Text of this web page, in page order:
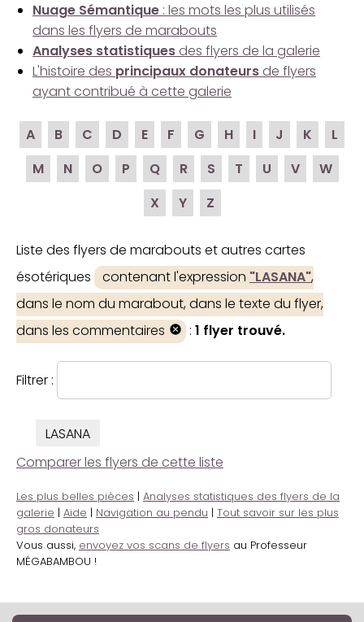
Nuage Sémantique : les mots les plus utilisés
dans les flyers de marabouts
Analyses statistiques des flyers de la galerie
L'histoire des principaux donateurs de flyers
ayant contribué à cette galerie
A B C D E F G H I J K
L
M
N O P Q R S T U V
W
X
Y Z
Liste des flyers de marabouts et autres cartes
ésotériques
contenant l'expression "LASANA",
dans le nom du marabout, dans le texte du flyer,
dans les commentaires
: 1 flyer trouvé.
Filtrer :
LASANA
Comparer les flyers de cette liste
Les plus belles pièces | Analyses statistiques des flyers de la
galerie | Aide | Navigation au pendu | Tout savoir sur les plus
gros donateurs
Vous aussi, envoyez vos scans de flyers au Professeur
MÉGABAMBOU !